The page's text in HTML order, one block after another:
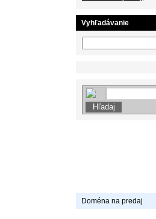
Vyhľadávanie
Doména na predaj